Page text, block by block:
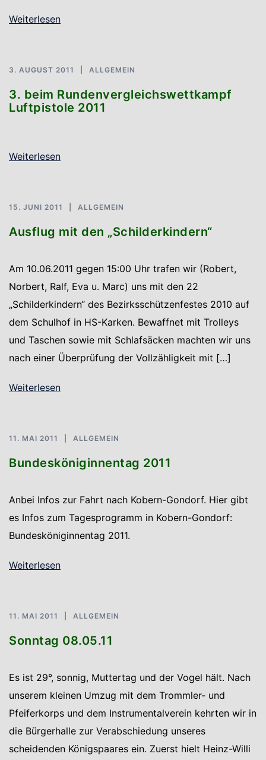
Weiterlesen
3. AUGUST 2011 ALLGEMEIN
3. beim Rundenvergleichswettkampf
Luftpistole 2011
Weiterlesen
15. JUNI 2011 ALLGEMEIN
Ausflug mit den „Schilderkindern“
Am 10.06.2011 gegen 15:00 Uhr trafen wir (Robert,
Norbert, Ralf, Eva u. Marc) uns mit den 22
„Schilderkindern“ des Bezirksschützenfestes 2010 auf
dem Schulhof in HS-Karken. Bewaffnet mit Trolleys
und Taschen sowie mit Schlafsäcken machten wir uns
nach einer Überprüfung der Vollzähligkeit mit […]
Weiterlesen
11. MAI 2011 ALLGEMEIN
Bundesköniginnentag 2011
Anbei Infos zur Fahrt nach Kobern-Gondorf. Hier gibt
es Infos zum Tagesprogramm in Kobern-Gondorf:
Bundesköniginnentag 2011.
Weiterlesen
11. MAI 2011 ALLGEMEIN
Sonntag 08.05.11
Es ist 29°, sonnig, Muttertag und der Vogel hält. Nach
unserem kleinen Umzug mit dem Trommler- und
Pfeiferkorps und dem Instrumentalverein kehrten wir in
die Bürgerhalle zur Verabschiedung unseres
scheidenden Königspaares ein. Zuerst hielt Heinz-Willi